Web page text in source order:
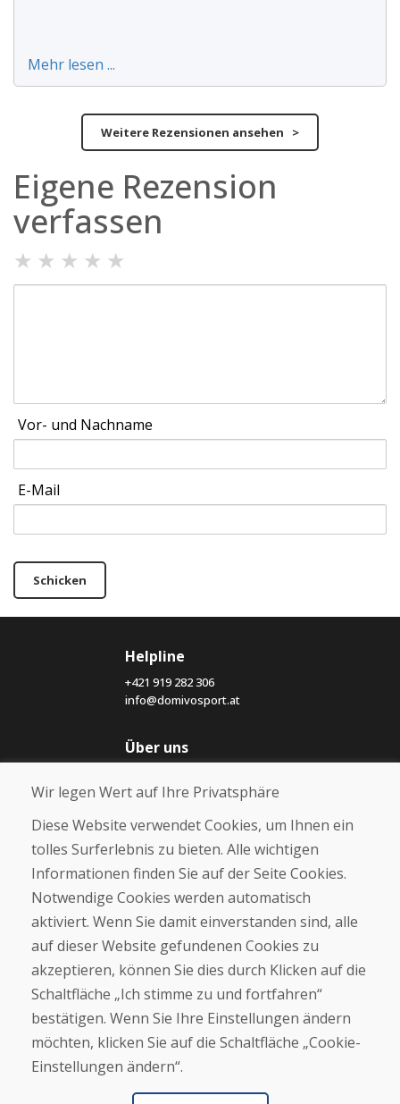
Mehr lesen ...
Weitere Rezensionen ansehen >
Eigene Rezension
verfassen
★ ★ ★ ★ ★
Vor- und Nachname
E-Mail
Schicken
Helpline
+421 919 282 306
info@domivosport.at
Über uns
Über uns
Kontakt
Kaufen
E-Shop
Geschäftsbedingungen
Zahlung
Beschwerde
Rückgabe und Umtausch von Waren
Cookies
Wir legen Wert auf Ihre Privatsphäre
Diese Website verwendet Cookies, um Ihnen ein
tolles Surferlebnis zu bieten. Alle wichtigen
Informationen finden Sie auf der Seite Cookies.
Notwendige Cookies werden automatisch
aktiviert. Wenn Sie damit einverstanden sind, alle
auf dieser Website gefundenen Cookies zu
akzeptieren, können Sie dies durch Klicken auf die
Schaltfläche „Ich stimme zu und fortfahren“
bestätigen. Wenn Sie Ihre Einstellungen ändern
möchten, klicken Sie auf die Schaltfläche „Cookie-
Einstellungen ändern“.